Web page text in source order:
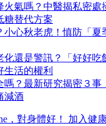
火氣嗎？中醫揭私密處
糖替代方案
小心秋老虎！慎防「夏
化還是警訊？「好好吃
生活的權利
嗎？最新研究揭密３事
減酒
加入健